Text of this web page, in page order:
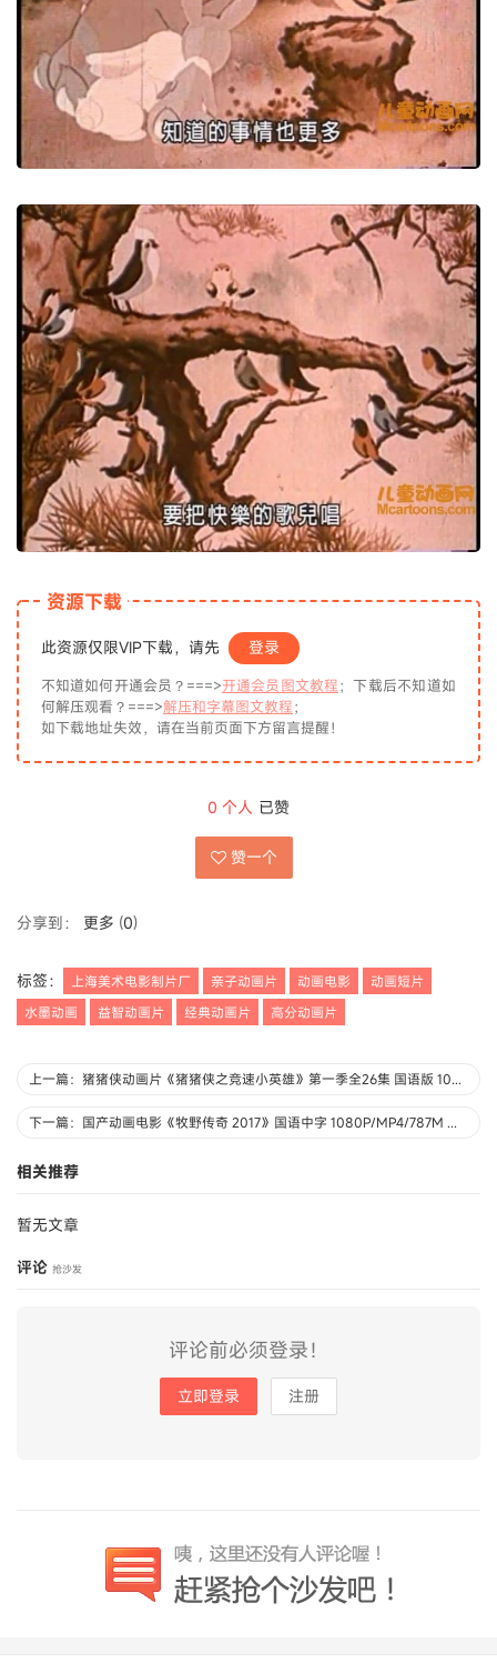
资源下载
此资源仅限VIP下载，请先 登录
不知道如何开通会员？===>开通会员图文教程；下载后不知道如
何解压观看？===>解压和字幕图文教程；
如下载地址失效，请在当前页面下方留言提醒！
0 个人 已赞
赞一个
分享到： 更多 (0)
标签： 上海美术电影制片厂 亲子动画片 动画电影
动画短片
水墨动画
益智动画片 经典动画片 高分动画片
上一篇：猪猪侠动画片《猪猪侠之竞速小英雄》第一季全26集 国语版 1080P/MP4/6.09G 动画片猪猪侠下载
下一篇：国产动画电影《牧野传奇 2017》国语中字 1080P/MP4/787M 动画片牧野传奇下载
相关推荐
暂无文章
评论 抢沙发
评论前必须登录！
立即登录 注册